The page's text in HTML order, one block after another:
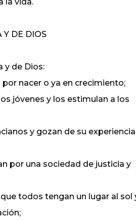
Y DE DIOS
y de Dios:
por nacer o ya en crecimiento;
jóvenes y los estimulan a los
y gozan de su
por una sociedad de justicia y
todos tengan un lugar al sol